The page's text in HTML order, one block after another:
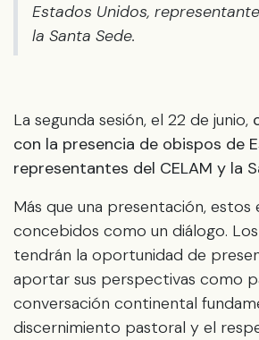
Estados Unidos,
la Santa Sede.
La segunda sesión, el 22 de junio,
con la presencia de obispos de
representantes del CELAM y la
Más que una presentación,
concebidos como un diálogo.
tendrán la oportunidad de
aportar sus perspectivas como
conversación continental
discernimiento pastoral y el